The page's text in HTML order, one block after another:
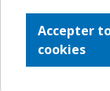
Accepter
cookies